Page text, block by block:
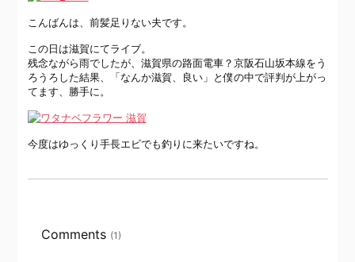
こんばんは、前髪足りない夫です。
この日は滋賀にてライブ。
残念ながら雨でしたが、滋賀県の路面電車？京阪石山坂本線をう
ろうろした結果、「なんか滋賀、良い」と僕の中で評判が上がっ
てます、勝手に。
今度はゆっくり手長エビでも釣りに来たいですね。
Comments (1)